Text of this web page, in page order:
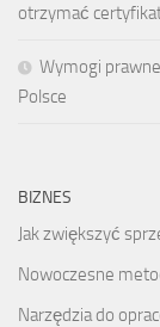
otrzymać
Wymogi
Polsce
BIZNES
Jak zwiększyć
Nowoczesne
Narzędzia do